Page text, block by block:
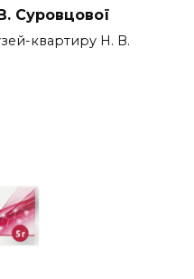
Суровцової
квартиру Н. В.